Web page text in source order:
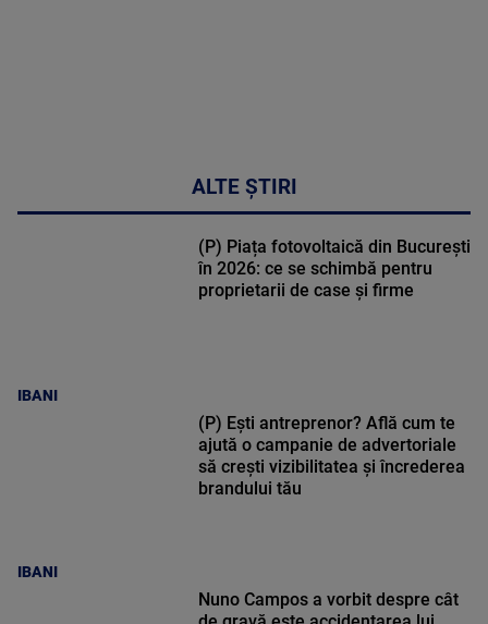
ALTE ȘTIRI
IBANI
(P) Piața fotovoltaică din București
în 2026: ce se schimbă pentru
proprietarii de case și firme
IBANI
(P) Ești antreprenor? Află cum te
ajută o campanie de advertoriale
să crești vizibilitatea și încrederea
brandului tău
Nuno Campos a vorbit despre cât